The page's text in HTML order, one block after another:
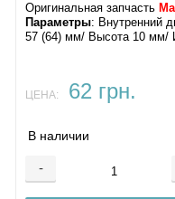
Оригинальная запчасть
Параметры: Внутренний
57 (64) мм/ Высота 10 мм/
ЦЕНА: 62 грн.
В наличии
-